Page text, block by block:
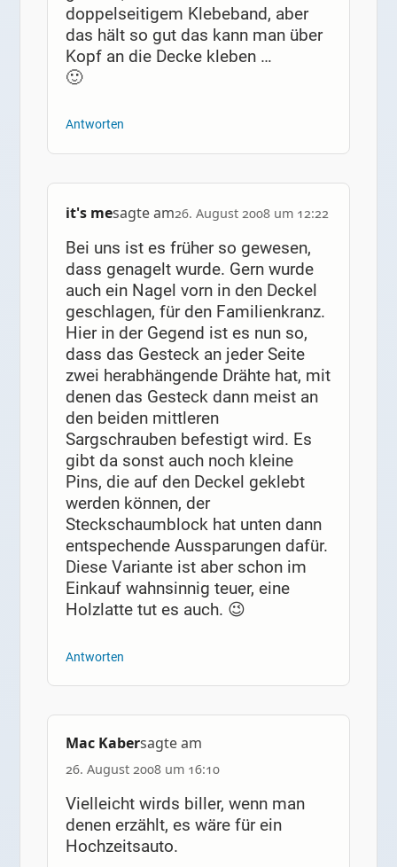
doppelseitigem Klebeband, aber
das hält so gut das kann man über
Kopf an die Decke kleben …
🙂
Antworten
it's mesagte am26. August 2008 um 12:22
Bei uns ist es früher so gewesen,
dass genagelt wurde. Gern wurde
auch ein Nagel vorn in den Deckel
geschlagen, für den Familienkranz.
Hier in der Gegend ist es nun so,
dass das Gesteck an jeder Seite
zwei herabhängende Drähte hat, mit
denen das Gesteck dann meist an
den beiden mittleren
Sargschrauben befestigt wird. Es
gibt da sonst auch noch kleine
Pins, die auf den Deckel geklebt
werden können, der
Steckschaumblock hat unten dann
entspechende Aussparungen dafür.
Diese Variante ist aber schon im
Einkauf wahnsinnig teuer, eine
Holzlatte tut es auch. 😉
Antworten
Mac Kabersagte am
26. August 2008 um 16:10
Vielleicht wirds biller, wenn man
denen erzählt, es wäre für ein
Hochzeitsauto.